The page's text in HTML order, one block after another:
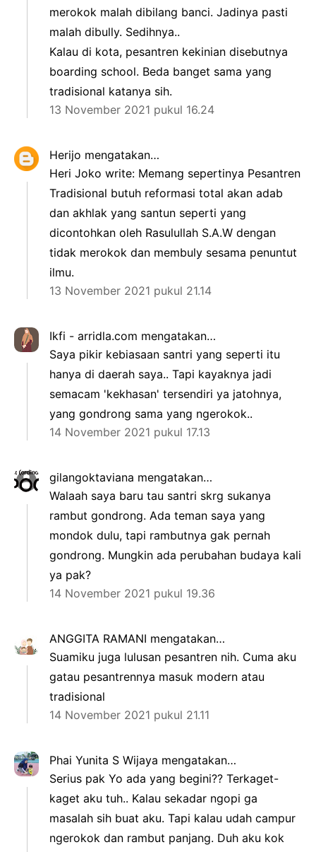
merokok malah dibilang banci. Jadinya pasti
malah dibully. Sedihnya..
Kalau di kota, pesantren kekinian disebutnya
boarding school. Beda banget sama yang
tradisional katanya sih.
13 November 2021 pukul 16.24
Herijo mengatakan…
Heri Joko write: Memang sepertinya Pesantren
Tradisional butuh reformasi total akan adab
dan akhlak yang santun seperti yang
dicontohkan oleh Rasulullah S.A.W dengan
tidak merokok dan membuly sesama penuntut
ilmu.
13 November 2021 pukul 21.14
Ikfi - arridla.com mengatakan…
Saya pikir kebiasaan santri yang seperti itu
hanya di daerah saya.. Tapi kayaknya jadi
semacam 'kekhasan' tersendiri ya jatohnya,
yang gondrong sama yang ngerokok..
14 November 2021 pukul 17.13
gilangoktaviana mengatakan…
Walaah saya baru tau santri skrg sukanya
rambut gondrong. Ada teman saya yang
mondok dulu, tapi rambutnya gak pernah
gondrong. Mungkin ada perubahan budaya kali
ya pak?
14 November 2021 pukul 19.36
ANGGITA RAMANI mengatakan…
Suamiku juga lulusan pesantren nih. Cuma aku
gatau pesantrennya masuk modern atau
tradisional
14 November 2021 pukul 21.11
Phai Yunita S Wijaya mengatakan…
Serius pak Yo ada yang begini?? Terkaget-
kaget aku tuh.. Kalau sekadar ngopi ga
masalah sih buat aku. Tapi kalau udah campur
ngerokok dan rambut panjang. Duh aku kok